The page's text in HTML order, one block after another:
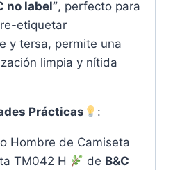
no label”, perfecto para
re-etiquetar
y tersa, permite una
limpia y nítida
Prácticas :
Hombre de Camiseta
TM042 H
de B&C